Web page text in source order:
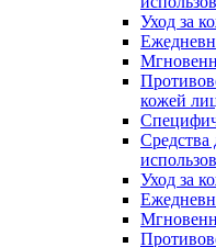
Уход за
кожей
Средства
Уход за